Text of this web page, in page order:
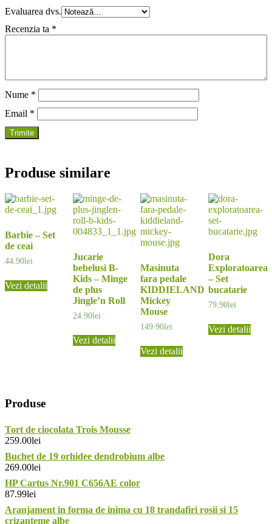
Evaluarea dvs.
Recenzia ta *
Nume *
Email *
Produse similare
Barbie – Set
de ceai
44.90lei
Vezi detalii
Jucarie
bebelusi B-
Kids – Minge
de plus
Jingle’n Roll
24.90lei
Vezi detalii
Masinuta
fara pedale
KIDDIELAND
Mickey
Mouse
149.90lei
Vezi detalii
Dora
Exploratoarea
– Set
bucatarie
79.90lei
Vezi detalii
Produse
Tort de ciocolata Trois Mousse
259.00lei
Buchet de 19 orhidee dendrobium albe
269.00lei
HP Cartus Nr.901 C656AE color
87.99lei
Aranjament in forma de inima cu 18 trandafiri rosii si 15
crizanteme albe